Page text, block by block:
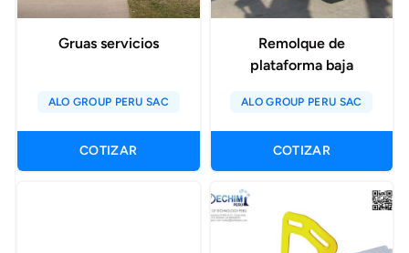
Gruas servicios
ALO GROUP PERU SAC
COTIZAR
Remolque de
plataforma baja
ALO GROUP PERU SAC
COTIZAR